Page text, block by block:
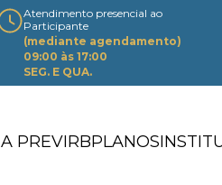
Atendimento presencial ao
Participante
(mediante agendamento)
09:00 às 17:00
SEG. E QUA.
A PREVIRBPLANOS